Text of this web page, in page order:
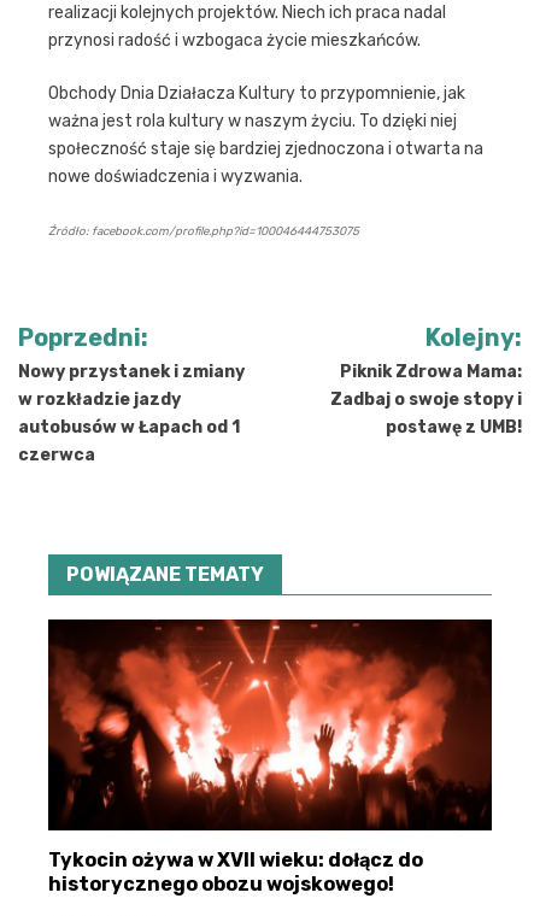
realizacji kolejnych projektów. Niech ich praca nadal
przynosi radość i wzbogaca życie mieszkańców.
Obchody Dnia Działacza Kultury to przypomnienie, jak
ważna jest rola kultury w naszym życiu. To dzięki niej
społeczność staje się bardziej zjednoczona i otwarta na
nowe doświadczenia i wyzwania.
Źródło: facebook.com/profile.php?id=100046444753075
Nawigacja
wpisu
Poprzedni:
Nowy przystanek i zmiany
w rozkładzie jazdy
autobusów w Łapach od 1
czerwca
Kolejny:
Piknik Zdrowa Mama:
Zadbaj o swoje stopy i
postawę z UMB!
POWIĄZANE TEMATY
Tykocin ożywa w XVII wieku: dołącz do
historycznego obozu wojskowego!